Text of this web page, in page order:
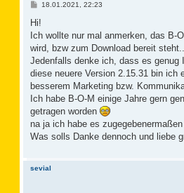
B
i
r
a
18.01.2021, 22:23
Hi!
Ich wollte nur mal anmerken, das B-
wird, bzw zum Download bereit
Jedenfalls denke ich, dass es genug
diese neuere Version 2.15.31 bin
besserem Marketing bzw.
Ich habe B-O-M einige Jahre gern
getragen worden
na ja ich habe es
Was solls Danke dennoch und liebe
sevial